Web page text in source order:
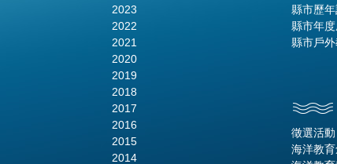
2023
2022
2021
2020
2019
2018
2017
2016
2015
2014
縣市歷
縣市年
縣市戶
徵選活動
海洋教